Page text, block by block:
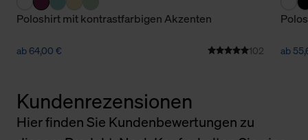
Poloshirt mit kontrastfarbigen Akzenten
ab 64,00 € 102 ab
Kundenrezensionen
Hier finden Sie Kundenbewertungen zu